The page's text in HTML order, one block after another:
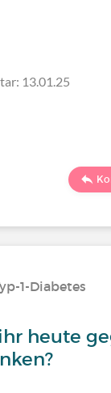
13.01.25
1-Diabetes
heute